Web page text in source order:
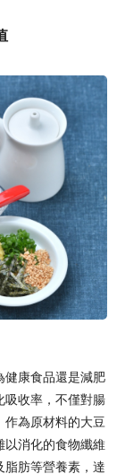
健康食品還是減肥
吸收率，不僅對腸
作為原材料的大豆
以消化的食物纖維
脂肪等營養素，達